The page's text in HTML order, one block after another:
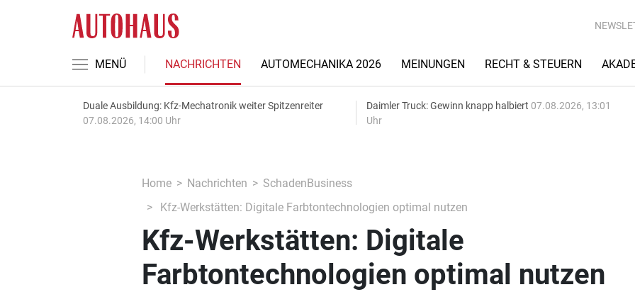
MENÜ NACHRICHTEN AUTOMECHANIKA 2026 MEINUNGEN RECHT & STEUERN
Duale Ausbildung: Kfz-Mechatronik weiter Spitzenreiter
07.08.2026, 14:00 Uhr
Daimler Truck: Gewinn knapp halbiert 07.08.2026, 13:01
Uhr
Home Nachrichten
SchadenBusiness
Kfz-Werkstätten: Digitale Farbtontechnologien optimal nutzen
Kfz-Werkstätten: Digitale
Farbtontechnologien optimal nutzen